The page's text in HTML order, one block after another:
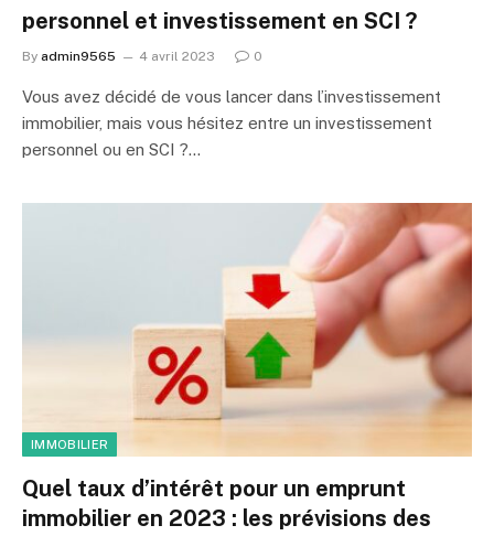
personnel et investissement en SCI ?
By admin9565 4 avril 2023 0
Vous avez décidé de vous lancer dans l’investissement
immobilier, mais vous hésitez entre un investissement
personnel ou en SCI ?…
IMMOBILIER
Quel taux d’intérêt pour un emprunt
immobilier en 2023 : les prévisions des